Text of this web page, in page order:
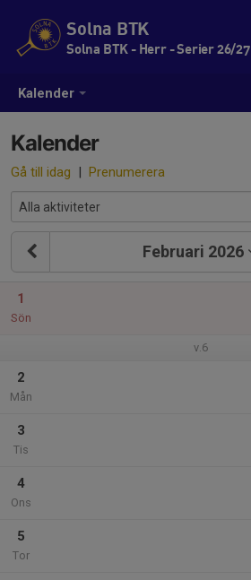
Kalender
Solna BTK
Solna BTK - Herr - Serier 26/27
Kalender
Gå till idag | Prenumerera
Februari 2026
1
Sön
v.6
2
Mån
3
Tis
4
Ons
5
Tor